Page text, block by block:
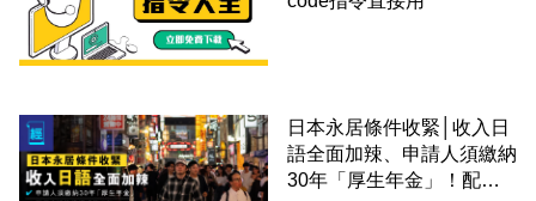
日本永居條件收緊│收入日
語全面加辣、申請人須繳納
30年「厚生年金」！配偶